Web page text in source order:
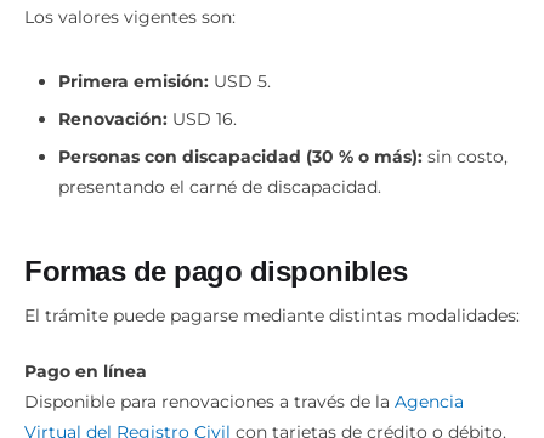
Los valores vigentes son:
Primera emisión: USD 5.
Renovación: USD 16.
Personas con discapacidad (30 % o más): sin costo,
presentando el carné de discapacidad.
Formas de pago disponibles
El trámite puede pagarse mediante distintas modalidades:
Pago en línea
Disponible para renovaciones a través de la Agencia